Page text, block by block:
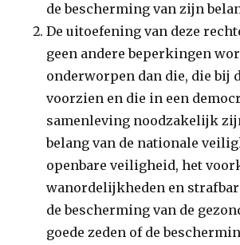
de bescherming van zijn
De uitoefening van deze
geen andere beperkingen
onderworpen dan die, die bij
voorzien en die in een
samenleving noodzakelijk
belang van de nationale
openbare veiligheid, het
wanordelijkheden en
de bescherming van de
goede zeden of de